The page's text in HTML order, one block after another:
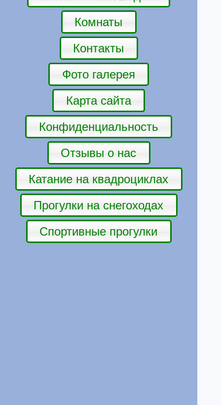
Комнаты
Контакты
Фото галерея
Карта сайта
Конфиденциальность
Отзывы о нас
Катание на квадроциклах
Прогулки на снегоходах
Спортивные прогулки